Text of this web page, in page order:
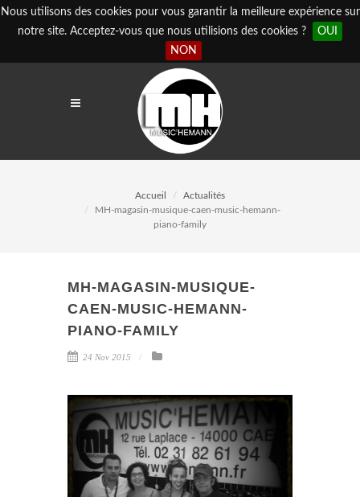
Nous utilisons des cookies pour vous garantir la meilleure expérience sur
notre site. Acceptez-vous que nous utilisions des cookies ?
OUI
NON
Accueil
Actualités
MH-magasin-musique-caen-music-hemann-
piano-family
MH-MAGASIN-MUSIQUE-
CAEN-MUSIC-HEMANN-
PIANO-FAMILY
24 Nov 2015